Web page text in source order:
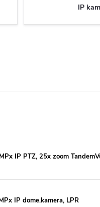
IP
IP PTZ, 25x zoom
IP dome.kamera, LPR